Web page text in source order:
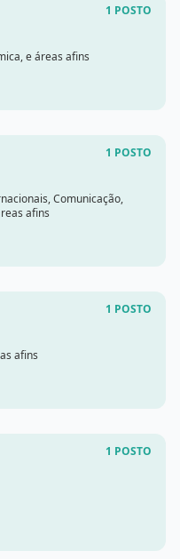
1 POSTO
e áreas afins
1 POSTO
Comunicação,
afins
1 POSTO
afins
1 POSTO